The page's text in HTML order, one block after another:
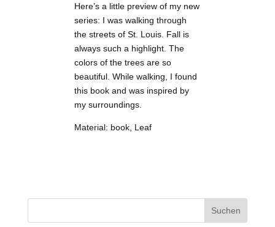
Here’s a little preview of my new
series: I was walking through
the streets of St. Louis. Fall is
always such a highlight. The
colors of the trees are so
beautiful. While walking, I found
this book and was inspired by
my surroundings.
Material: book, Leaf